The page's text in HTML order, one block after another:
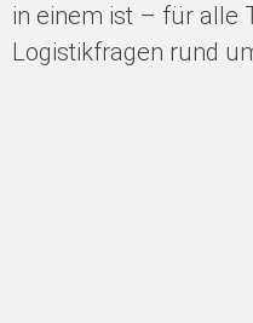
in einem ist – für alle
Logistikfragen rund